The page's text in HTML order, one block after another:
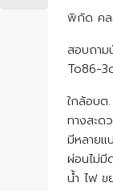
พิกัด คล
สอบถา
To86-
ใกล้อบต
ทางสะด
มีหลาย
ผ่อนไม่
น้ำ ไฟ ข